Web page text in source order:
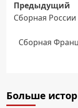
записи
Предыдущий
Сборная
Сборная
Больше